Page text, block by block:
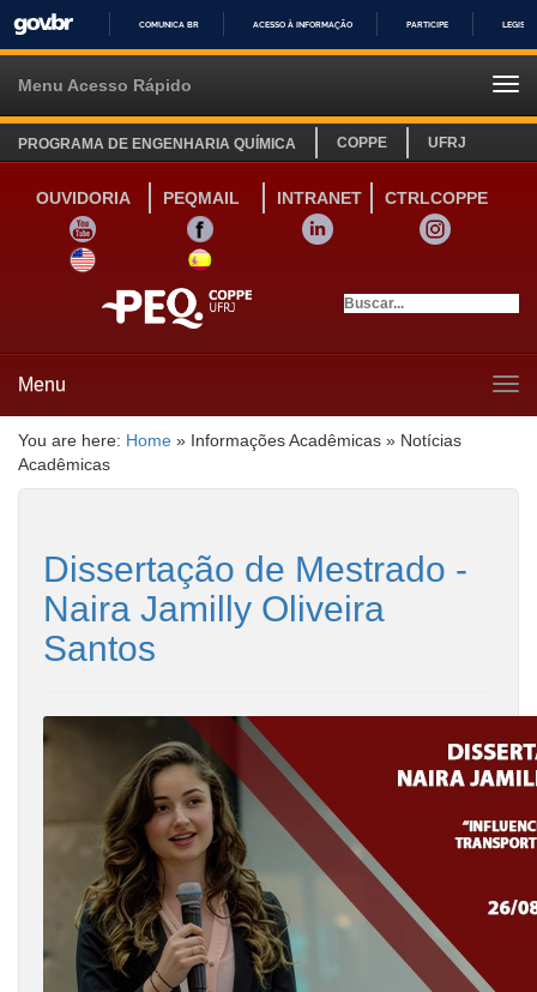
IR
COMUNICA BR ACESSO À INFORMAÇÃO PARTICIPE
Menu Acesso Rápido
PROGRAMA DE ENGENHARIA QUÍMICA COPPE UFRJ
OUVIDORIA PEQMAIL INTRANET
CTRLCOPPE
YOUTUBE
FACEBOOK LINKEDIN
INSTAGRAM
SITE INGLÊS
LINK SITE ESPANHOL
Menu
You are here: Home » Informações Acadêmicas » Notícias
Acadêmicas
Dissertação de Mestrado -
Naira Jamilly Oliveira
Santos